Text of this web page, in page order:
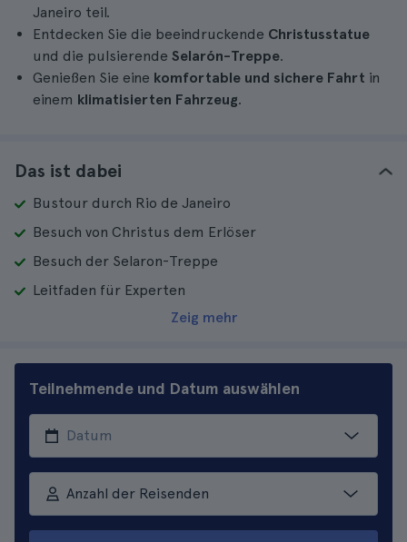
Janeiro teil.
Entdecken Sie die beeindruckende Christusstatue
und die pulsierende Selarón-Treppe.
Genießen Sie eine komfortable und sichere Fahrt in
einem klimatisierten Fahrzeug.
Das ist dabei
Bustour durch Rio de Janeiro
Besuch von Christus dem Erlöser
Besuch der Selaron-Treppe
Leitfaden für Experten
Zeig mehr
Teilnehmende und Datum auswählen
Anzahl der Reisenden